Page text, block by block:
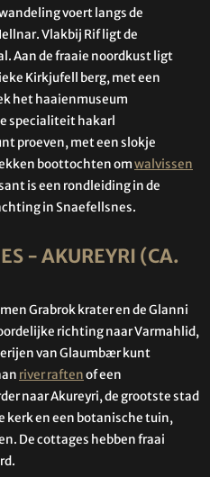
voert langs de
Vlakbij Rif ligt de
Aan de fraaie noordkust ligt
Kirkjufell berg, met een
het haaienmuseum
specialiteit hakarl
proeven, met een slokje
boottochten omwalvissen
is een rondleiding in de
in Snaefellsnes.
- AKUREYRI (CA.
Grabrok krater en de Glanni
richting naar Varmahlid,
van Glaumbær kunt
river raftenof een
naar Akureyri, de grootste stad
kerk en een botanische tuin,
De cottages hebben fraai